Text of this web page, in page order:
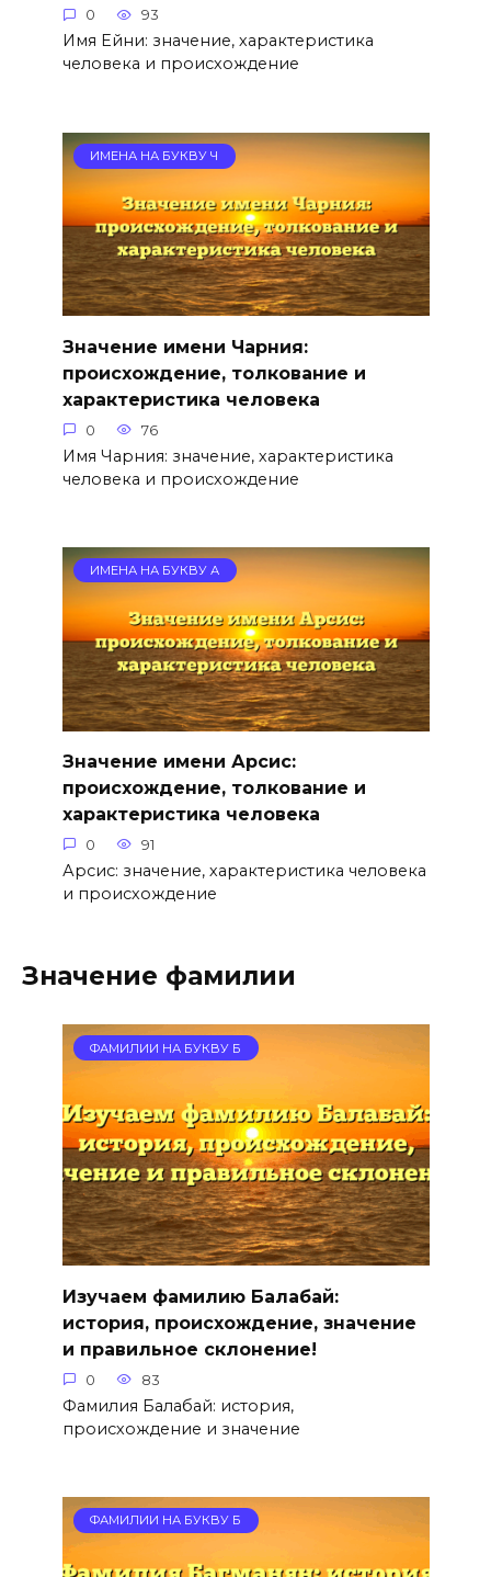
0 93
Имя Ейни: значение, характеристика
человека и происхождение
ИМЕНА НА БУКВУ Ч
Значение имени Чарния:
происхождение, толкование и
характеристика человека
0 76
Имя Чарния: значение, характеристика
человека и происхождение
ИМЕНА НА БУКВУ А
Значение имени Арсис:
происхождение, толкование и
характеристика человека
0 91
Арсис: значение, характеристика человека
и происхождение
Значение фамилии
ФАМИЛИИ НА БУКВУ Б
Изучаем фамилию Балабай:
история, происхождение, значение
и правильное склонение!
0 83
Фамилия Балабай: история,
происхождение и значение
ФАМИЛИИ НА БУКВУ Б